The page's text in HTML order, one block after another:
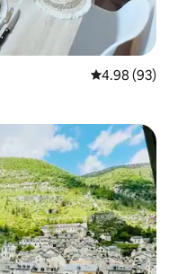
平均评分 4.98
4.98 (93)